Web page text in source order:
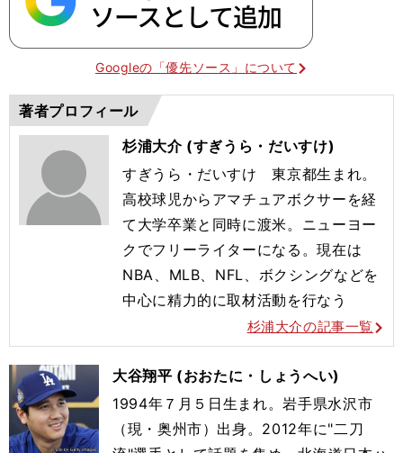
Googleの「優先ソース」について
著者プロフィール
杉浦大介 (すぎうら・だいすけ)
すぎうら・だいすけ 東京都生まれ。
高校球児からアマチュアボクサーを経
て大学卒業と同時に渡米。ニューヨー
クでフリーライターになる。現在は
NBA、MLB、NFL、ボクシングなどを
中心に精力的に取材活動を行なう
杉浦大介の記事一覧
大谷翔平 (おおたに・しょうへい)
1994年７月５日生まれ。岩手県水沢市
（現・奥州市）出身。2012年に"二刀